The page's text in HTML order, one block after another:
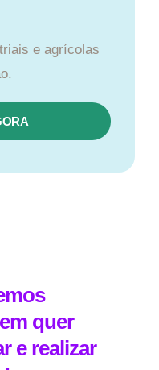
e agrícolas
quer
e realizar